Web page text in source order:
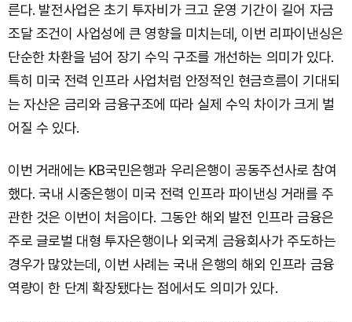
른다. 발전사업은 초기 투자비가 크고 운영 기간이 길어 자금
조달 조건이 사업성에 큰 영향을 미치는데, 이번 리파이낸싱은
단순한 차환을 넘어 장기 수익 구조를 개선하는 의미가 있다.
특히 미국 전력 인프라 사업처럼 안정적인 현금흐름이 기대되
는 자산은 금리와 금융구조에 따라 실제 수익 차이가 크게 벌
어질 수 있다.
이번 거래에는 KB국민은행과 우리은행이 공동주선사로 참여
했다. 국내 시중은행이 미국 전력 인프라 파이낸싱 거래를 주
관한 것은 이번이 처음이다. 그동안 해외 발전 인프라 금융은
주로 글로벌 대형 투자은행이나 외국계 금융회사가 주도하는
경우가 많았는데, 이번 사례는 국내 은행의 해외 인프라 금융
역량이 한 단계 확장됐다는 점에서도 의미가 있다.